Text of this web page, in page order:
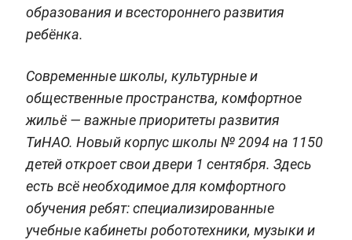
образования и всестороннего развития
ребёнка.
Современные школы, культурные и
общественные пространства, комфортное
жильё — важные приоритеты развития
ТиНАО. Новый корпус школы № 2094 на 1150
детей откроет свои двери 1 сентября. Здесь
есть всё необходимое для комфортного
обучения ребят: специализированные
учебные кабинеты робототехники, музыки и